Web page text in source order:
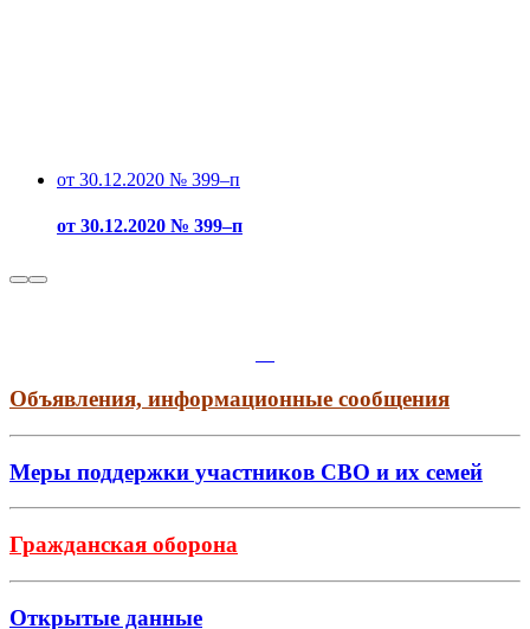
от 30.12.2020 № 399–п
от 30.12.2020 № 399–п
Объявления, информационные сообщения
Меры поддержки участников СВО и их семей
Гражданская оборона
Открытые данные